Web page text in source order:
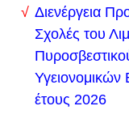
Τμήμα Γ’
Το
Δείτε εδώ το
Δευτέρα 18/9/
Διενέργεια
Σχολές του
Υγειονομικών
έτους 2026